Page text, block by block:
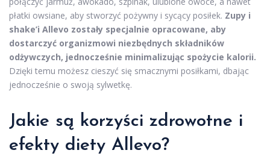
płatki owsiane, aby stworzyć pożywny i sycący posiłek. Zupy i
shake’i Allevo zostały specjalnie opracowane, aby
dostarczyć organizmowi niezbędnych składników
odżywczych, jednocześnie minimalizując spożycie kalorii.
Dzięki temu możesz cieszyć się smacznymi posiłkami, dbając
jednocześnie o swoją sylwetkę.
Jakie są korzyści zdrowotne i
efekty diety Allevo?